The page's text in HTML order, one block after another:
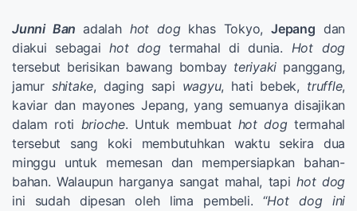
Junni Ban adalah hot dogkhas Tokyo,Jepang dan
diakui sebagaihot dogtermahal di dunia. Hot dog
tersebut berisikan bawang bombay teriyaki panggang,
jamur shitake, daging sapi wagyu, hati bebek, truffle,
kaviar dan mayones Jepang, yang semuanya disajikan
dalam roti brioche. Untuk membuat hot dogtermahal
tersebut sang koki membutuhkan waktu sekira dua
minggu untuk memesan dan mempersiapkan bahan-
bahan. Walaupun harganya sangat mahal, tapihot dog
ini sudah dipesan oleh lima pembeli. “Hot dog ini